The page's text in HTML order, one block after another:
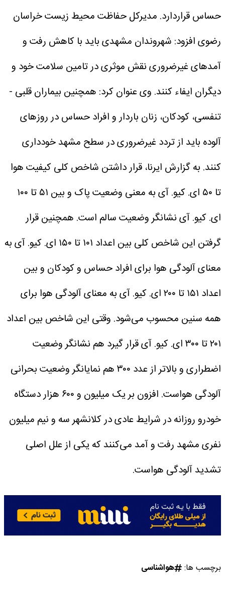
حساس قراردارد. مدیرکل حفاظت محیط زیست خراسان
رضوی افزود: شهروندان مشهدی باید با کاهش رفت و
آمدهای غیرضروری نقش موثری در تامین سلامت خود و
دیگران ایفاء کنند. وی عنوان کرد: همچنین بیماران قلبی -
تنفسی، کودکان، زنان باردار و افراد حساس در روزهای
آلوده باید از تردد غیرضروری در سطح مشهد خودداری
کنند. به گزارش ایرنا، قرار داشتن شاخص کلی کیفیت هوا
تا ۵۰ ای. کیو. آی به معنی وضعیت پاک و بین ۵۱ تا ۱۰۰
ای. کیو. آی نشانگر وضعیت سالم است. همچنین قرار
گرفتن این شاخص کلی بین اعداد ۱۰۱ تا ۱۵۰ ای. کیو. آی به
معنای آلودگی هوا برای افراد حساس و کودکان و بین
اعداد ۱۵۱ تا ۲۰۰ ای. کیو. آی به معنای آلودگی هوا برای
همه سنین محسوب می‌شود. وقتی این شاخص بین اعداد
۲۰۱ تا ۳۰۰ ای. کیو. آی قرار گیرد هم نشانگر وضعیت
اضطراری و بالاتر از عدد ۳۰۰ هم نمایانگر وضعیت بحرانی
آلودگی هواست.
افزون بر یک میلیون و ۶۰۰ هزار دستگاه
خودرو روزانه در شرایط عادی در کلانشهر سه و نیم میلیون
نفری مشهد رفت و آمد می‌کنند که یکی از علل اصلی
تشدید آلودگی هواست.
برچسب ها: هواشناسی